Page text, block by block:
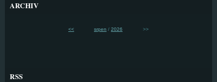
ARCHIV
<< srpen / 2026 >>
RSS